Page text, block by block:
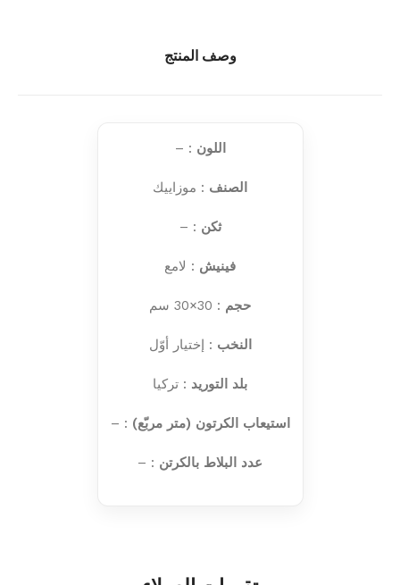
وصف المنتج
اللون : –
الصنف : موزاييك
ثكن : –
فينيش : لامع
حجم : 30×30 سم
النخب : إختيار أوّل
بلد التوريد : تركيا
استيعاب الكرتون (متر مربّع) : –
عدد البلاط بالكرتن : –